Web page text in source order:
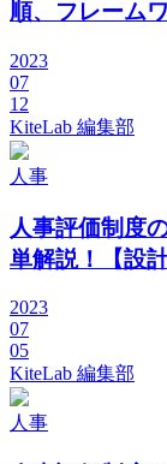
順、フレーム
2023
07
12
KiteLab 編集部
人事
人事評価制度
単解説！【設
2023
07
05
KiteLab 編集部
人事